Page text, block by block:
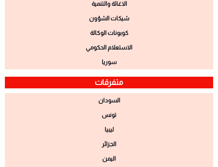
الاغاثة والتنمية
شيكات الشؤون
كوبونات الوكالة
الاستعلام الحكومي
سوريا
متفرقات
السودان
تونس
ليبيا
الجزائر
اليمن